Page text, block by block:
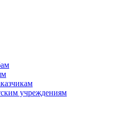
учреждениям